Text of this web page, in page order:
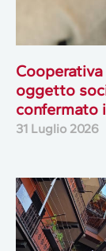
oggetto
confermato
31 Luglio 2026